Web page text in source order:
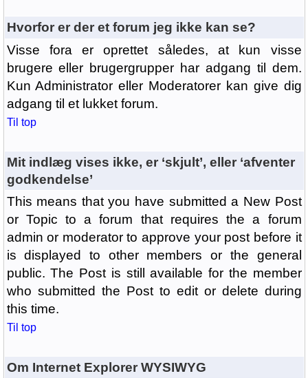
Hvorfor er der et forum jeg ikke kan se?
Visse fora er oprettet således, at kun visse
brugere eller brugergrupper har adgang til dem.
Kun Administrator eller Moderatorer kan give dig
adgang til et lukket forum.
Til top
Mit indlæg vises ikke, er ‘skjult’, eller ‘afventer
godkendelse’
This means that you have submitted a New Post
or Topic to a forum that requires the a forum
admin or moderator to approve your post before it
is displayed to other members or the general
public. The Post is still available for the member
who submitted the Post to edit or delete during
this time.
Til top
Om Internet Explorer WYSIWYG